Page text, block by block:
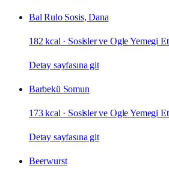
Bal Rulo Sosis, Dana
182 kcal · Sosisler ve Ogle Yemegi
Detay sayfasına git
Barbekü Somun
173 kcal · Sosisler ve Ogle Yemegi
Detay sayfasına git
Beerwurst